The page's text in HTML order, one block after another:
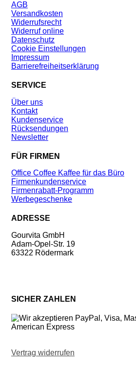
AGB
Versandkosten
Widerrufsrecht
Widerruf online
Datenschutz
Cookie Einstellungen
Impressum
Barrierefreiheitserklärung
SERVICE
Über uns
Kontakt
Kundenservice
Rücksendungen
Newsletter
FÜR FIRMEN
Office Coffee Kaffee für das Büro
Firmenkundenservice
Firmenrabatt-Programm
Werbegeschenke
ADRESSE
Gourvita GmbH
Adam-Opel-Str. 19
63322 Rödermark
SICHER ZAHLEN
Vertrag widerrufen